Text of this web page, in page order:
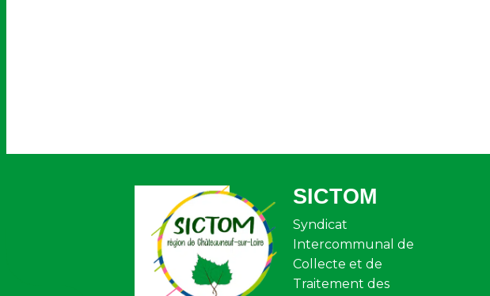
SICTOM
Syndicat
Intercommunal de
Collecte et de
Traitement des